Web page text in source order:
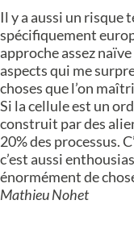
Il y a aussi un risque
spécifiquement
approche assez
aspects qui me
choses que l’on
Si la cellule est un
construit par des
20% des processus.
c’est aussi
énormément de
Mathieu Nohet